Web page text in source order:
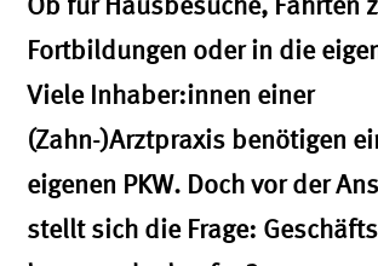
Fortbildungen oder in die
Viele Inhaber:innen einer
(Zahn-)Arztpraxis benötigen
eigenen PKW. Doch vor der
stellt sich die Frage: